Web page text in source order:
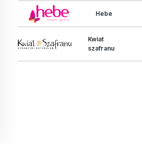
Hebe
Kwiat
szafranu